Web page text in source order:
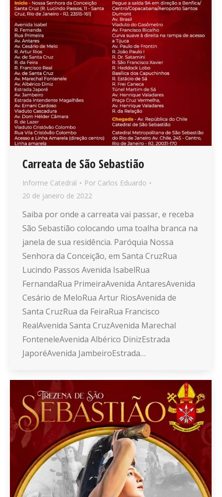
Carreata de São Sebastião
Informe Catedral Por Carlos Eduardo
20 de janeiro de 2022
Saiba por onde a carreata vai passar, e receba
São Sebastião colocando uma toalha branca na
janela de sua residência. Paróquia Nossa
Senhora da Conceição, em Santa CruzRua
Lucindo Passos Avenida IsabelRua
FernandaRua PrimeiraAvenida AntaresAvenida
Cesário de MeloRua Artur RiosAvenida de
Santa CruzRua da FeiraRua Francisco
RealAvenida Santa CruzAvenida Marechal
FonteneleAvenida Albérico DinizEstrada
JaporéAvenida JambeiroEstrada…